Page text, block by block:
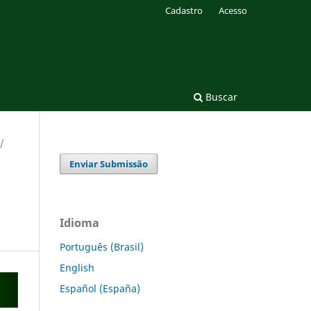
Buscar
Cadastro Acesso
/
Enviar Submissão
Idioma
Português (Brasil)
English
Español (España)